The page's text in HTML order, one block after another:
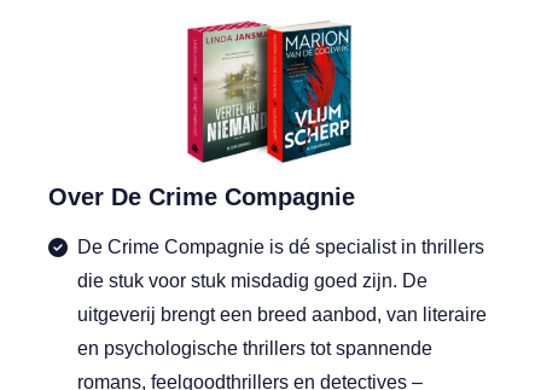
Over De Crime Compagnie
De Crime Compagnie is dé specialist in thrillers
die stuk voor stuk misdadig goed zijn. De
uitgeverij brengt een breed aanbod, van literaire
en psychologische thrillers tot spannende
romans, feelgoodthrillers en detectives –